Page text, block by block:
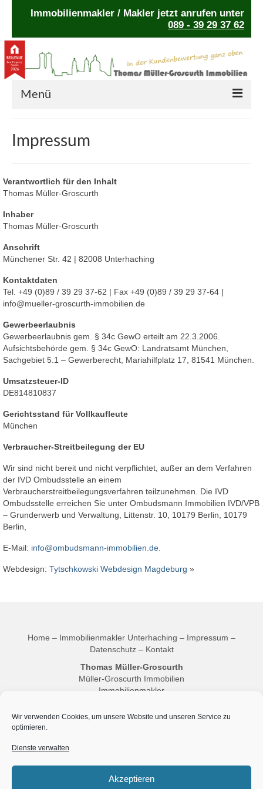
Wir verwenden Cookies, um unsere Website und unseren Service zu
optimieren.
Dienste verwalten
Akzeptieren
Immobilienmakler / Makler jetzt anrufen unter
089 - 39 29 37 62
Menü
Auszeichnungen
Ratgeber
Kontakt
Cookie-Richtlinie (EU)
Impressum
Verantwortlich für den Inhalt
Thomas Müller-Groscurth
Inhaber
Thomas Müller-Groscurth
Anschrift
Münchener Str. 42 | 82008 Unterhaching
Kontaktdaten
Tel. +49 (0)89 / 39 29 37-62 | Fax +49 (0)89 / 39 29 37-64 |
info@mueller-groscurth-immobilien.de
Gewerbeerlaubnis
Gewerbeerlaubnis gem. § 34c GewO erteilt am 22.3.2006.
Aufsichtsbehörde gem. § 34c GewO: Landratsamt München,
Sachgebiet 5.1 – Gewerberecht, Mariahilfplatz 17, 81541 München.
Umsatzsteuer-ID
DE814810837
Gerichtsstand für Vollkaufleute
München
Verbraucher-Streitbeilegung der EU
Wir sind nicht bereit und nicht verpflichtet, außer an dem Verfahren
der IVD Ombudsstelle an einem
Verbraucherstreitbeilegungsverfahren teilzunehmen. Die IVD
Ombudsstelle erreichen Sie unter Ombudsmann Immobilien IVD/VPB
– Grunderwerb und Verwaltung, Littenstr. 10, 10179 Berlin, 10179
Berlin,
E-Mail: info@ombudsmann-immobilien.de
Webdesign: Tytschkowski Webdesign Magdeburg »
Home – Immobilienmakler Unterhaching – Impressum –
Datenschutz– Kontakt
Thomas Müller-Groscurth
Müller-Groscurth Immobilien
Immobilienmakler
Münchener Str. 42